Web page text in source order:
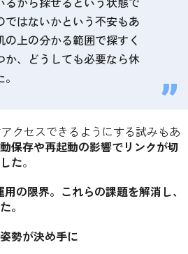
ではないかという不安もあ
上の分かる範囲で探すく
か、どうしても必要なら休
クセスできるようにする試みもあ
保存や再起動の影響でリンクが切
た。
の限界。これらの課題を解消し、
。
勢が決め手に